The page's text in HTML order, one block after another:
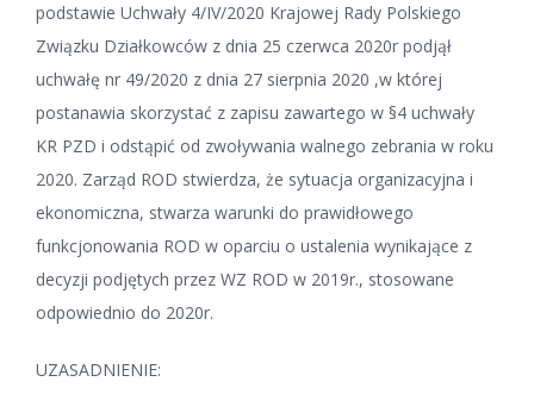
podstawie Uchwały 4/IV/2020 Krajowej Rady Polskiego
Związku Działkowców z dnia 25 czerwca 2020r podjął
uchwałę nr 49/2020 z dnia 27 sierpnia 2020 ,w której
postanawia skorzystać z zapisu zawartego w §4 uchwały
KR PZD i odstąpić od zwoływania walnego zebrania w roku
2020. Zarząd ROD stwierdza, że sytuacja organizacyjna i
ekonomiczna, stwarza warunki do prawidłowego
funkcjonowania ROD w oparciu o ustalenia wynikające z
decyzji podjętych przez WZ ROD w 2019r., stosowane
odpowiednio do 2020r.
UZASADNIENIE: